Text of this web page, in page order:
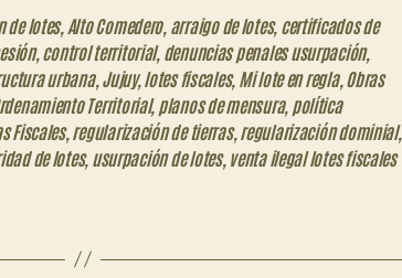
de lotes, Alto Comedero, arraigo de lotes, certificados de
, control territorial, denuncias penales usurpación,
urbana, Jujuy, lotes fiscales, Mi lote en regla, Obras
Territorial, planos de mensura, política
Fiscales, regularización de tierras, regularización dominial,
de lotes, usurpación de lotes, venta ilegal lotes fiscales